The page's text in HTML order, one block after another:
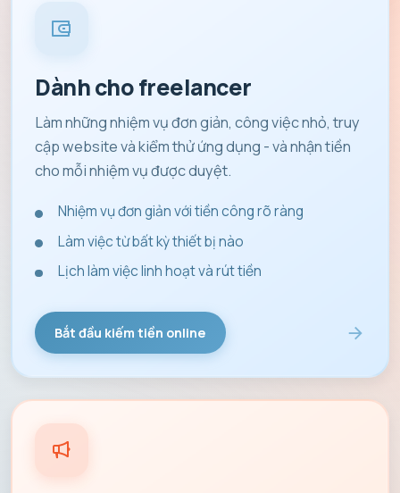
Dành cho freelancer
Làm những nhiệm vụ đơn giản, công việc nhỏ, truy
cập website và kiểm thử ứng dụng - và nhận tiền
cho mỗi nhiệm vụ được duyệt.
Nhiệm vụ đơn giản với tiền công rõ ràng
Làm việc từ bất kỳ thiết bị nào
Lịch làm việc linh hoạt và rút tiền
Bắt đầu kiếm tiền online